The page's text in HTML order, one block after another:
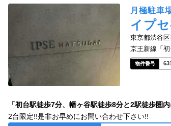
月極駐車
イプ
東京都渋谷
京王新線「
「初台駅徒歩7分、幡ヶ谷駅徒歩8分と2駅徒歩圏
2台限定!!是非お早めにお問い合わせ下さい!!